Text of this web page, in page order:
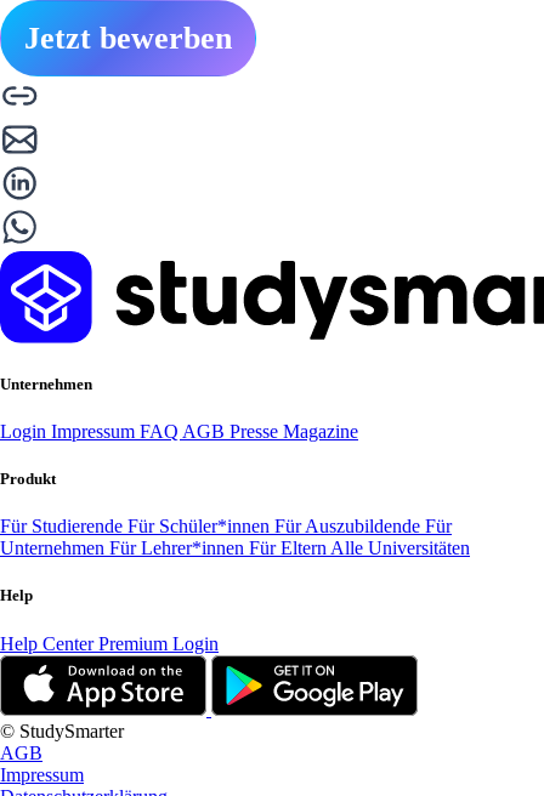
Jetzt bewerben
Unternehmen
Login Impressum FAQ AGB Presse Magazine
Produkt
Für Studierende Für Schüler*innen Für Auszubildende Für
Unternehmen Für Lehrer*innen Für Eltern Alle Universitäten
Help
Help CenterPremium Login
© StudySmarter
AGB
Impressum